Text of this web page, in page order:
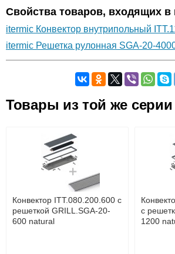
Свойства товаров, входящих в
itermic Конвектор внутрипольный
itermic Решетка рулонная SGA-20-
Оставьте отзыв
Доставка сантехники по Москве и
Наличный расчёт
Банковской картой на сайте в
времени
Банковской картой при
доставке, так и самовывозом
Интернет-деньгами (Yandex-
Qiwi-кошельки и другие).
Безналичный расчёт (возможно
Товары из той же серии
Конвектор ITT.080.200.600 с
решеткой GRILL.SGA-20-
600 natural
с
1200